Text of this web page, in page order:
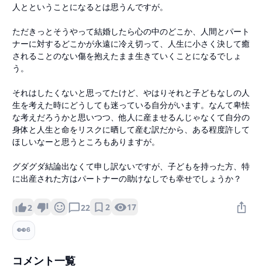
人とということになるとは思うんですが。
ただきっとそうやって結婚したら心の中のどこか、人間とパート
ナーに対するどこかが永遠に冷え切って、人生に小さく決して癒
されることのない傷を抱えたまま生きていくことになるでしょ
う。
それはしたくないと思ってたけど、やはりそれと子どもなしの人
生を考えた時にどうしても迷っている自分がいます。なんて卑怯
な考えだろうかと思いつつ、他人に産ませるんじゃなくて自分の
身体と人生と命をリスクに晒して産む訳だから、ある程度許して
ほしいなーと思うところもありますが。
グダグダ結論出なくて申し訳ないですが、子どもを持った方、特
に出産された方はパートナーの助けなしでも幸せでしょうか？
2 22 2 17
👀6
コメント一覧